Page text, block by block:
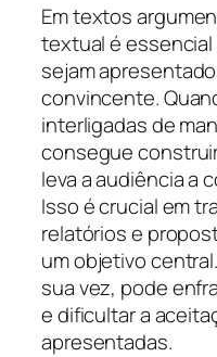
Em textos
textual é
sejam
convincente.
interligadas de
consegue
leva a audiência a
Isso é crucial em
relatórios e
um objetivo
sua vez, pode
e dificultar a
apresentadas.